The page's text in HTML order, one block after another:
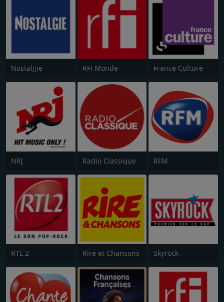
Nostalgie RFI Monde France Culture
NRJ Radio Classique RFM
RTL 2 Rire et Chansons Skyrock